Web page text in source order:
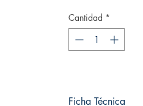
Cantidad *
Ficha Técnica